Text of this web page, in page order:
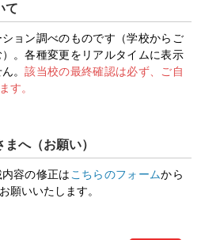
て
ョン調べのものです（学校からご
。各種変更をリアルタイムに表示
ん。該当校の最終確認は必ず、ご自
す。
へ（お願い）
容の修正は こちらのフォームから
願いいたします。